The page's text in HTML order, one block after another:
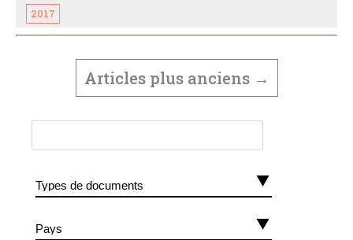
2017
PAGINATION
PUBLICATIONS
Articlesplus anciens →